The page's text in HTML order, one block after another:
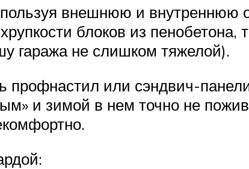
внешнюю и внутреннюю
блоков из пенобетона,
гаража не слишком тяжелой).
или сэндвич-
и зимой в нем точно не